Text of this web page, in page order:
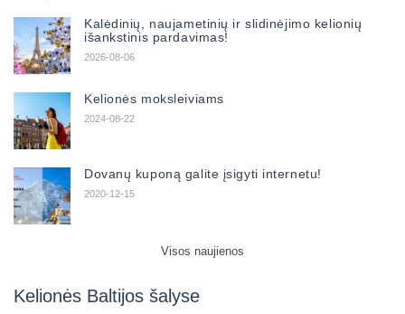
Kalėdinių, naujametinių ir slidinėjimo kelionių
išankstinis pardavimas!
2026-08-06
Kelionės moksleiviams
2024-08-22
Dovanų kuponą galite įsigyti internetu!
2020-12-15
Visos naujienos
Kelionės Baltijos šalyse